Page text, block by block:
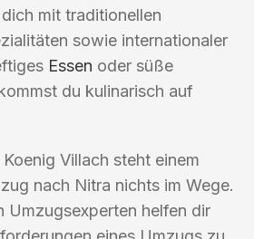
mit traditionellen
sowie internationaler
Essen oder süße
du kulinarisch auf
Villach steht einem
nach Nitra nichts im Wege.
Umzugsexperten helfen dir